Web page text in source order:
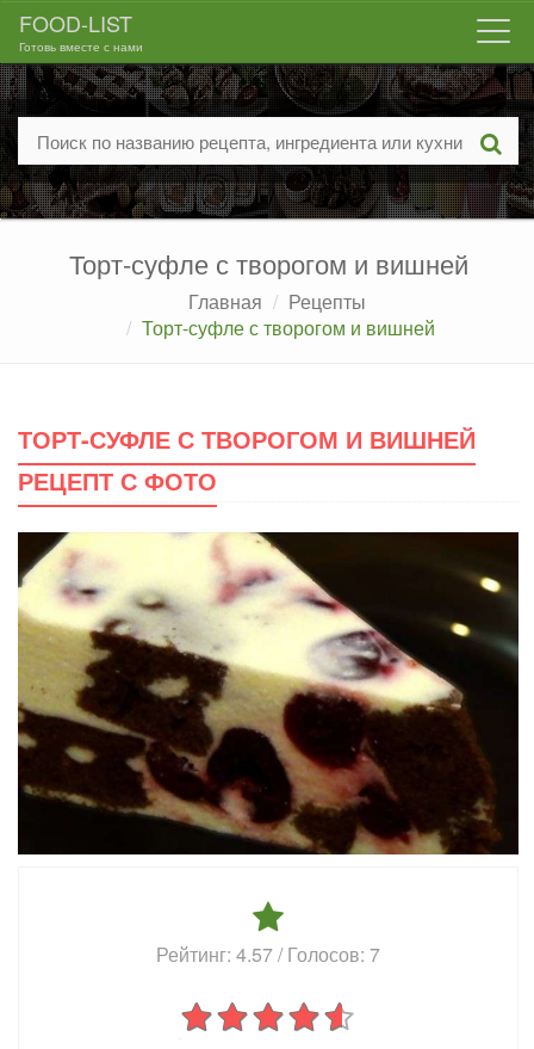
FOOD-LIST
Готовь вместе с нами
Торт-суфле с творогом и вишней
Главная
Рецепты
Торт-суфле с творогом и вишней
ТОРТ-СУФЛЕ С ТВОРОГОМ И ВИШНЕЙ
РЕЦЕПТ С ФОТО
Рейтинг: 4.57/ Голосов: 7